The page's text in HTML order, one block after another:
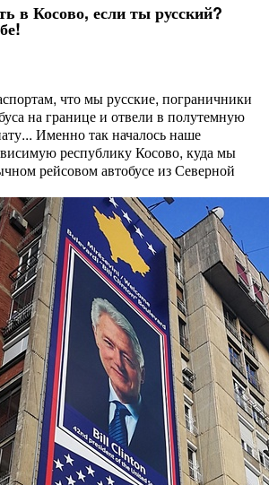
в Косово, если ты русский?
что мы русские, пограничники
на границе и отвели в полутемную
Именно так началось наше
республику Косово, куда мы
рейсовом автобусе из Северной